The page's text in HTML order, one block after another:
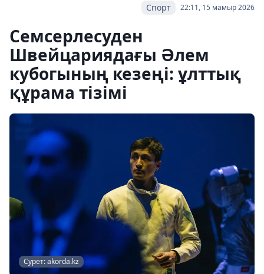
22:11, 15 мамыр 2026
Спорт
Семсерлесуден
Швейцариядағы Әлем
кубогының кезеңі: ұлттық
құрама тізімі
Сурет: akorda.kz